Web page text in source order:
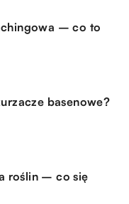
– co to
basenowe?
roślin – co się